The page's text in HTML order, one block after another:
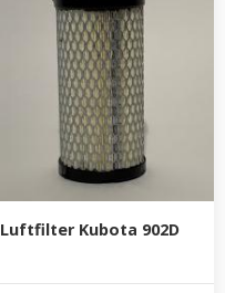
Luftfilter Kubota 902D